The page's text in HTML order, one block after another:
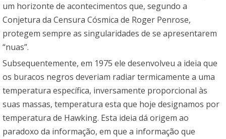
um horizonte de acontecimentos que, segundo a
Conjetura da Censura Cósmica de Roger Penrose,
protegem sempre as singularidades de se apresentarem
“nuas”.
Subsequentemente, em 1975 ele desenvolveu a ideia que
os buracos negros deveriam radiar termicamente a uma
temperatura específica, inversamente proporcional às
suas massas, temperatura esta que hoje designamos por
temperatura de Hawking. Esta ideia dá origem ao
paradoxo da informação, em que a informação que